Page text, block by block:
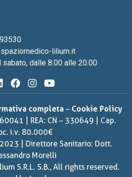
lilium.it
sabato, dalle 8.00 alle 20.00
completa – Cookie Policy
| REA: CN – 330649 | Cap.
i.v. 80.000€
| Direttore Sanitario: Dott.
Morelli
S.R.L. S.B., All rights reserved.